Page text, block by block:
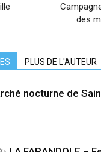
des
PLUS DE L'AUTEUR
nocturne de